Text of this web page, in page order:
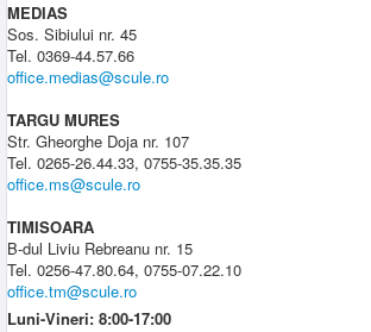
MEDIAS
Sos. Sibiului nr. 45
Tel. 0369-44.57.66
office.medias@scule.ro
TARGU MURES
Str. Gheorghe Doja nr. 107
Tel. 0265-26.44.33, 0755-35.35.35
office.ms@scule.ro
TIMISOARA
B-dul Liviu Rebreanu nr. 15
Tel. 0256-47.80.64, 0755-07.22.10
office.tm@scule.ro
Luni-Vineri: 8:00-17:00